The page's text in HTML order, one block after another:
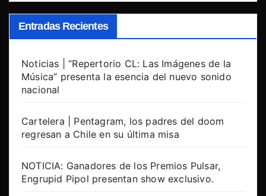
Entradas Recientes
Noticias | “Repertorio CL: Las Imágenes de la
Música” presenta la esencia del nuevo sonido
nacional
Cartelera | Pentagram, los padres del doom
regresan a Chile en su última misa
NOTICIA: Ganadores de los Premios Pulsar,
Engrupid Pipol presentan show exclusivo.